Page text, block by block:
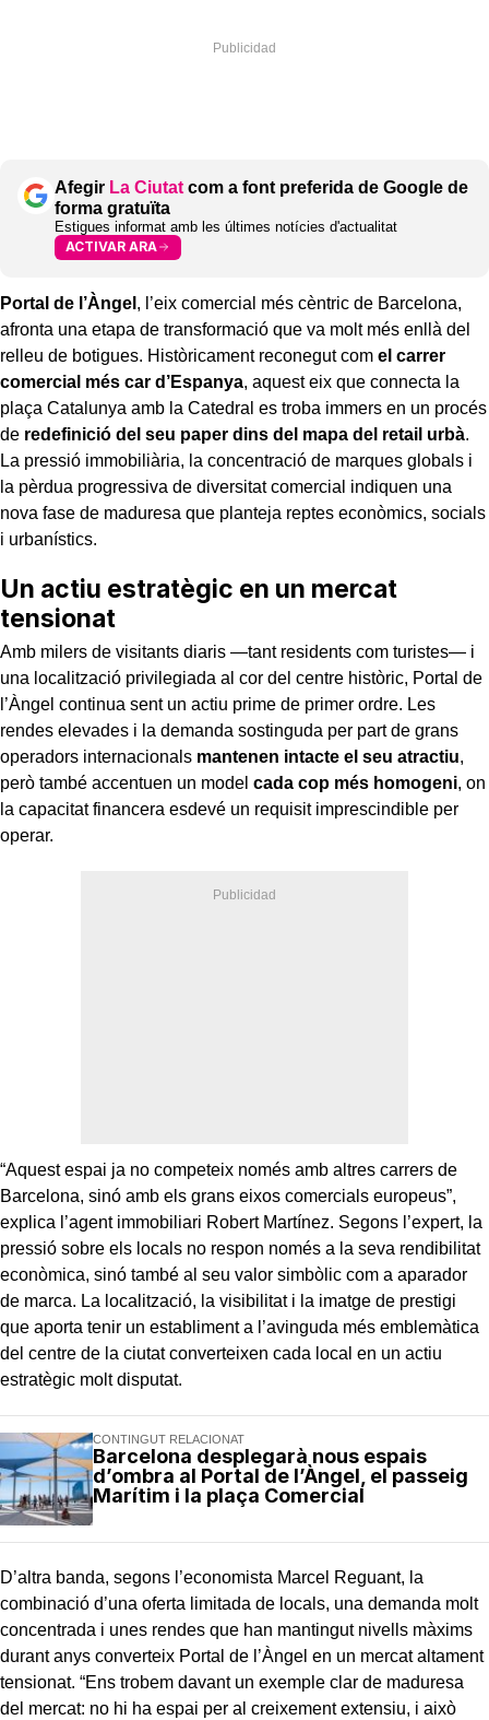
Afegir La Ciutat com a font preferida de Google de
forma gratuïta
Estigues informat amb les últimes notícies d'actualitat
ACTIVAR ARA
Portal de l’Àngel , l’eix comercial més cèntric de Barcelona,
afronta una etapa de transformació que va molt més enllà del
relleu de botigues. Històricament reconegut com el carrer
comercial més car d’Espanya, aquest eix que connecta la
plaça Catalunya amb la Catedral es troba immers en un procés
de redefinició del seu paper dins del mapa del retail urbà.
La pressió immobiliària, la concentració de marques globals i
la pèrdua progressiva de diversitat comercial indiquen una
nova fase de maduresa que planteja reptes econòmics, socials
i urbanístics.
Un actiu estratègic en un mercat
tensionat
Amb milers de visitants diaris —tant residents com turistes— i
una localització privilegiada al cor del centre històric, Portal de
l’Àngel continua sent un actiu prime de primer ordre. Les
rendes elevades i la demanda sostinguda per part de grans
operadors internacionals mantenen intacte el seu atractiu,
però també accentuen un model cada cop més homogeni, on
la capacitat financera esdevé un requisit imprescindible per
operar.
“Aquest espai ja no competeix només amb altres carrers de
Barcelona, sinó amb els grans eixos comercials europeus”,
explica l’agent immobiliari Robert Martínez. Segons l’expert, la
pressió sobre els locals no respon només a la seva rendibilitat
econòmica, sinó també al seu valor simbòlic com a aparador
de marca. La localització, la visibilitat i la imatge de prestigi
que aporta tenir un establiment a l’avinguda més emblemàtica
del centre de la ciutat converteixen cada local en un actiu
estratègic molt disputat.
CONTINGUT RELACIONAT
Barcelona desplegarà nous espais
d’ombra al Portal de l’Àngel, el passeig
Marítim i la plaça Comercial
D’altra banda, segons l’economista Marcel Reguant, la
combinació d’una oferta limitada de locals, una demanda molt
concentrada i unes rendes que han mantingut nivells màxims
durant anys converteix Portal de l’Àngel en un mercat altament
tensionat. “Ens trobem davant un exemple clar de maduresa
del mercat: no hi ha espai per al creixement extensiu, i això